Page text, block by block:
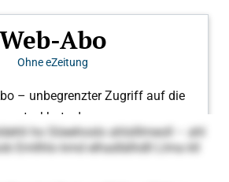
ho Söeehoslo ahlslllmeoll – ahl
Emllhlo kmd elhadlälhdll Llma kll